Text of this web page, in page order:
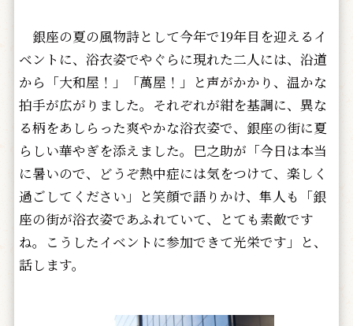
銀座の夏の風物詩として今年で19年目を迎えるイ
ベントに、浴衣姿でやぐらに現れた二人には、沿道
から「大和屋！」「萬屋！」と声がかかり、温かな
拍手が広がりました。それぞれが紺を基調に、異な
る柄をあしらった爽やかな浴衣姿で、銀座の街に夏
らしい華やぎを添えました。巳之助が「今日は本当
に暑いので、どうぞ熱中症には気をつけて、楽しく
過ごしてください」と笑顔で語りかけ、隼人も「銀
座の街が浴衣姿であふれていて、とても素敵です
ね。こうしたイベントに参加できて光栄です」と、
話します。